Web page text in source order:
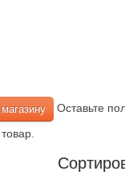
Оставьте